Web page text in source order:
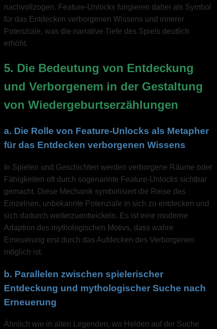
nachvollzogen. Feature-Unlocks fungieren dabei als Symbol
für das Entdecken verborgenen Wissens und innerer
Potenziale, was die narrative Tiefe des Spiels deutlich
erhöht.
5. Die Bedeutung von Entdeckung
und Verborgenem in der Gestaltung
von Wiedergeburtserzählungen
a. Die Rolle von Feature-Unlocks als Metapher
für das Entdecken verborgenen Wissens
In Spielen und Geschichten werden verborgene Räume oder
Fähigkeiten oft durch sogenannte Feature-Unlocks sichtbar
gemacht. Diese Mechanik symbolisiert die Reise des
Einzelnen, unbekannte Potenziale in sich zu entdecken und
sich dadurch weiterzuentwickeln. Es ist eine moderne
Adaption des mythologischen Motivs, dass wahre
Erneuerung erst durch das Aufdecken des Verborgenen
möglich ist.
b. Parallelen zwischen spielerischer
Entdeckung und mythologischer Suche nach
Erneuerung
Ähnlich wie in alten Legenden, wo Helden auf der Suche